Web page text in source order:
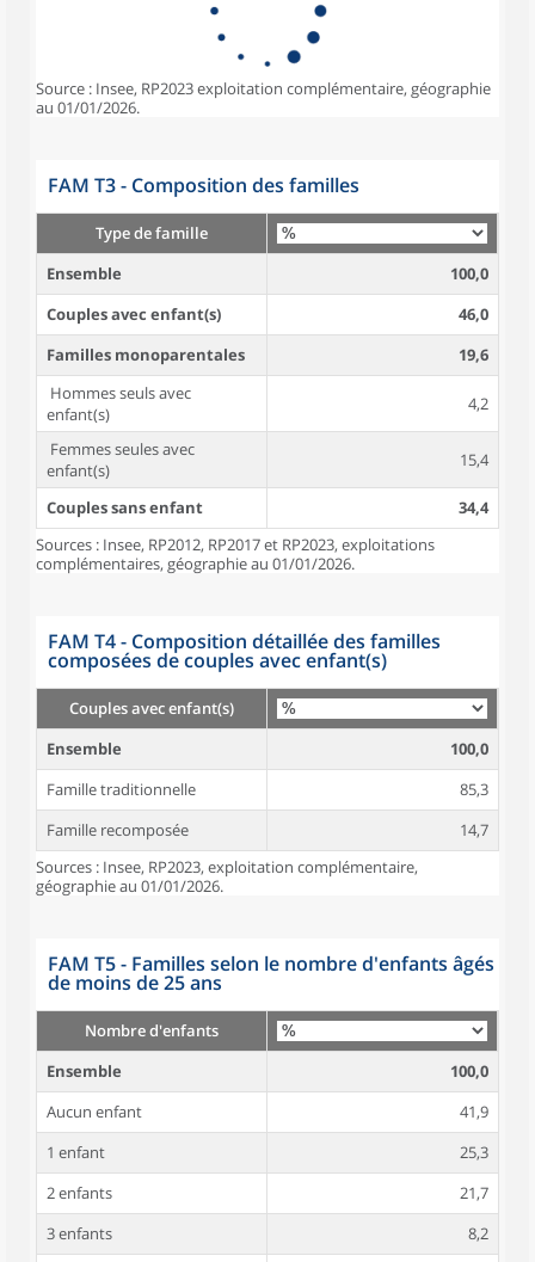
Source : Insee, RP2023 exploitation complémentaire, géographie
au 01/01/2026.
FAM T3 - Composition des familles
Type de famille
Ensemble
100,0
Couples avec enfant(s)
46,0
Familles monoparentales
19,6
Hommes seuls avec
enfant(s)
4,2
Femmes seules avec
enfant(s)
15,4
Couples sans enfant
34,4
Sources : Insee, RP2012, RP2017 et RP2023, exploitations
complémentaires, géographie au 01/01/2026.
FAM T4 - Composition détaillée des familles
composées de couples avec enfant(s)
Couples avec enfant(s)
Ensemble
100,0
Famille traditionnelle
85,3
Famille recomposée
14,7
Sources : Insee, RP2023, exploitation complémentaire,
géographie au 01/01/2026.
FAM T5 - Familles selon le nombre d'enfants âgés
de moins de 25 ans
Nombre d'enfants
Ensemble
100,0
Aucun enfant
41,9
1 enfant
25,3
2 enfants
21,7
3 enfants
8,2